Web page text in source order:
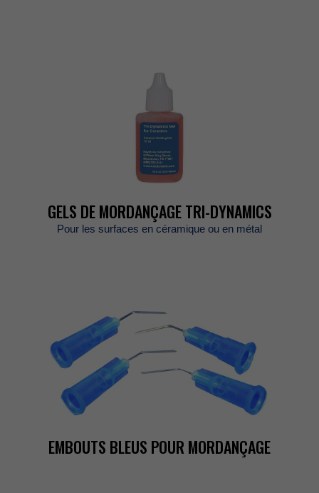
GELSDEMORDANÇAGETRI-DYNAMICS
Pourlessurfacesencéramiqueouenmétal
EMBOUTSBLEUSPOURMORDANÇAGE